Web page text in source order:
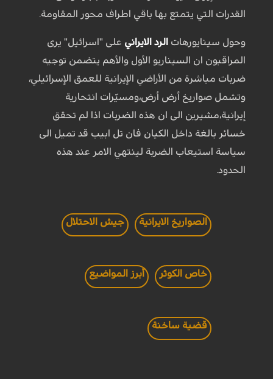
القدرات التي يتمتع بها باقي اطراف محور المقاومة.
وحول سينايورهات الرد الايراني على "اسرائيل" يرى
المراقبون ان السيناريو الأول والأهم يتضمن توجيه
ضربات مباشرة من الأراضي الإيرانية للعمق الإسرائيلي،
وتشمل صواريخ أرض أرض،ومسيّرات انتحارية
إيرانية،مشيرين الى ان هذه الضربات اذا لم تحقق
خسائر بالغة داخل الكيان فان تل ابيب قد تميل الى
سياسة استيعاب الضربة لينتهي الامر عند هذه
الحدود.
الصواريخ الايرانية جيش الاحتلال
خاص الكوثر أبرز المواضيع
قضية ساخنة